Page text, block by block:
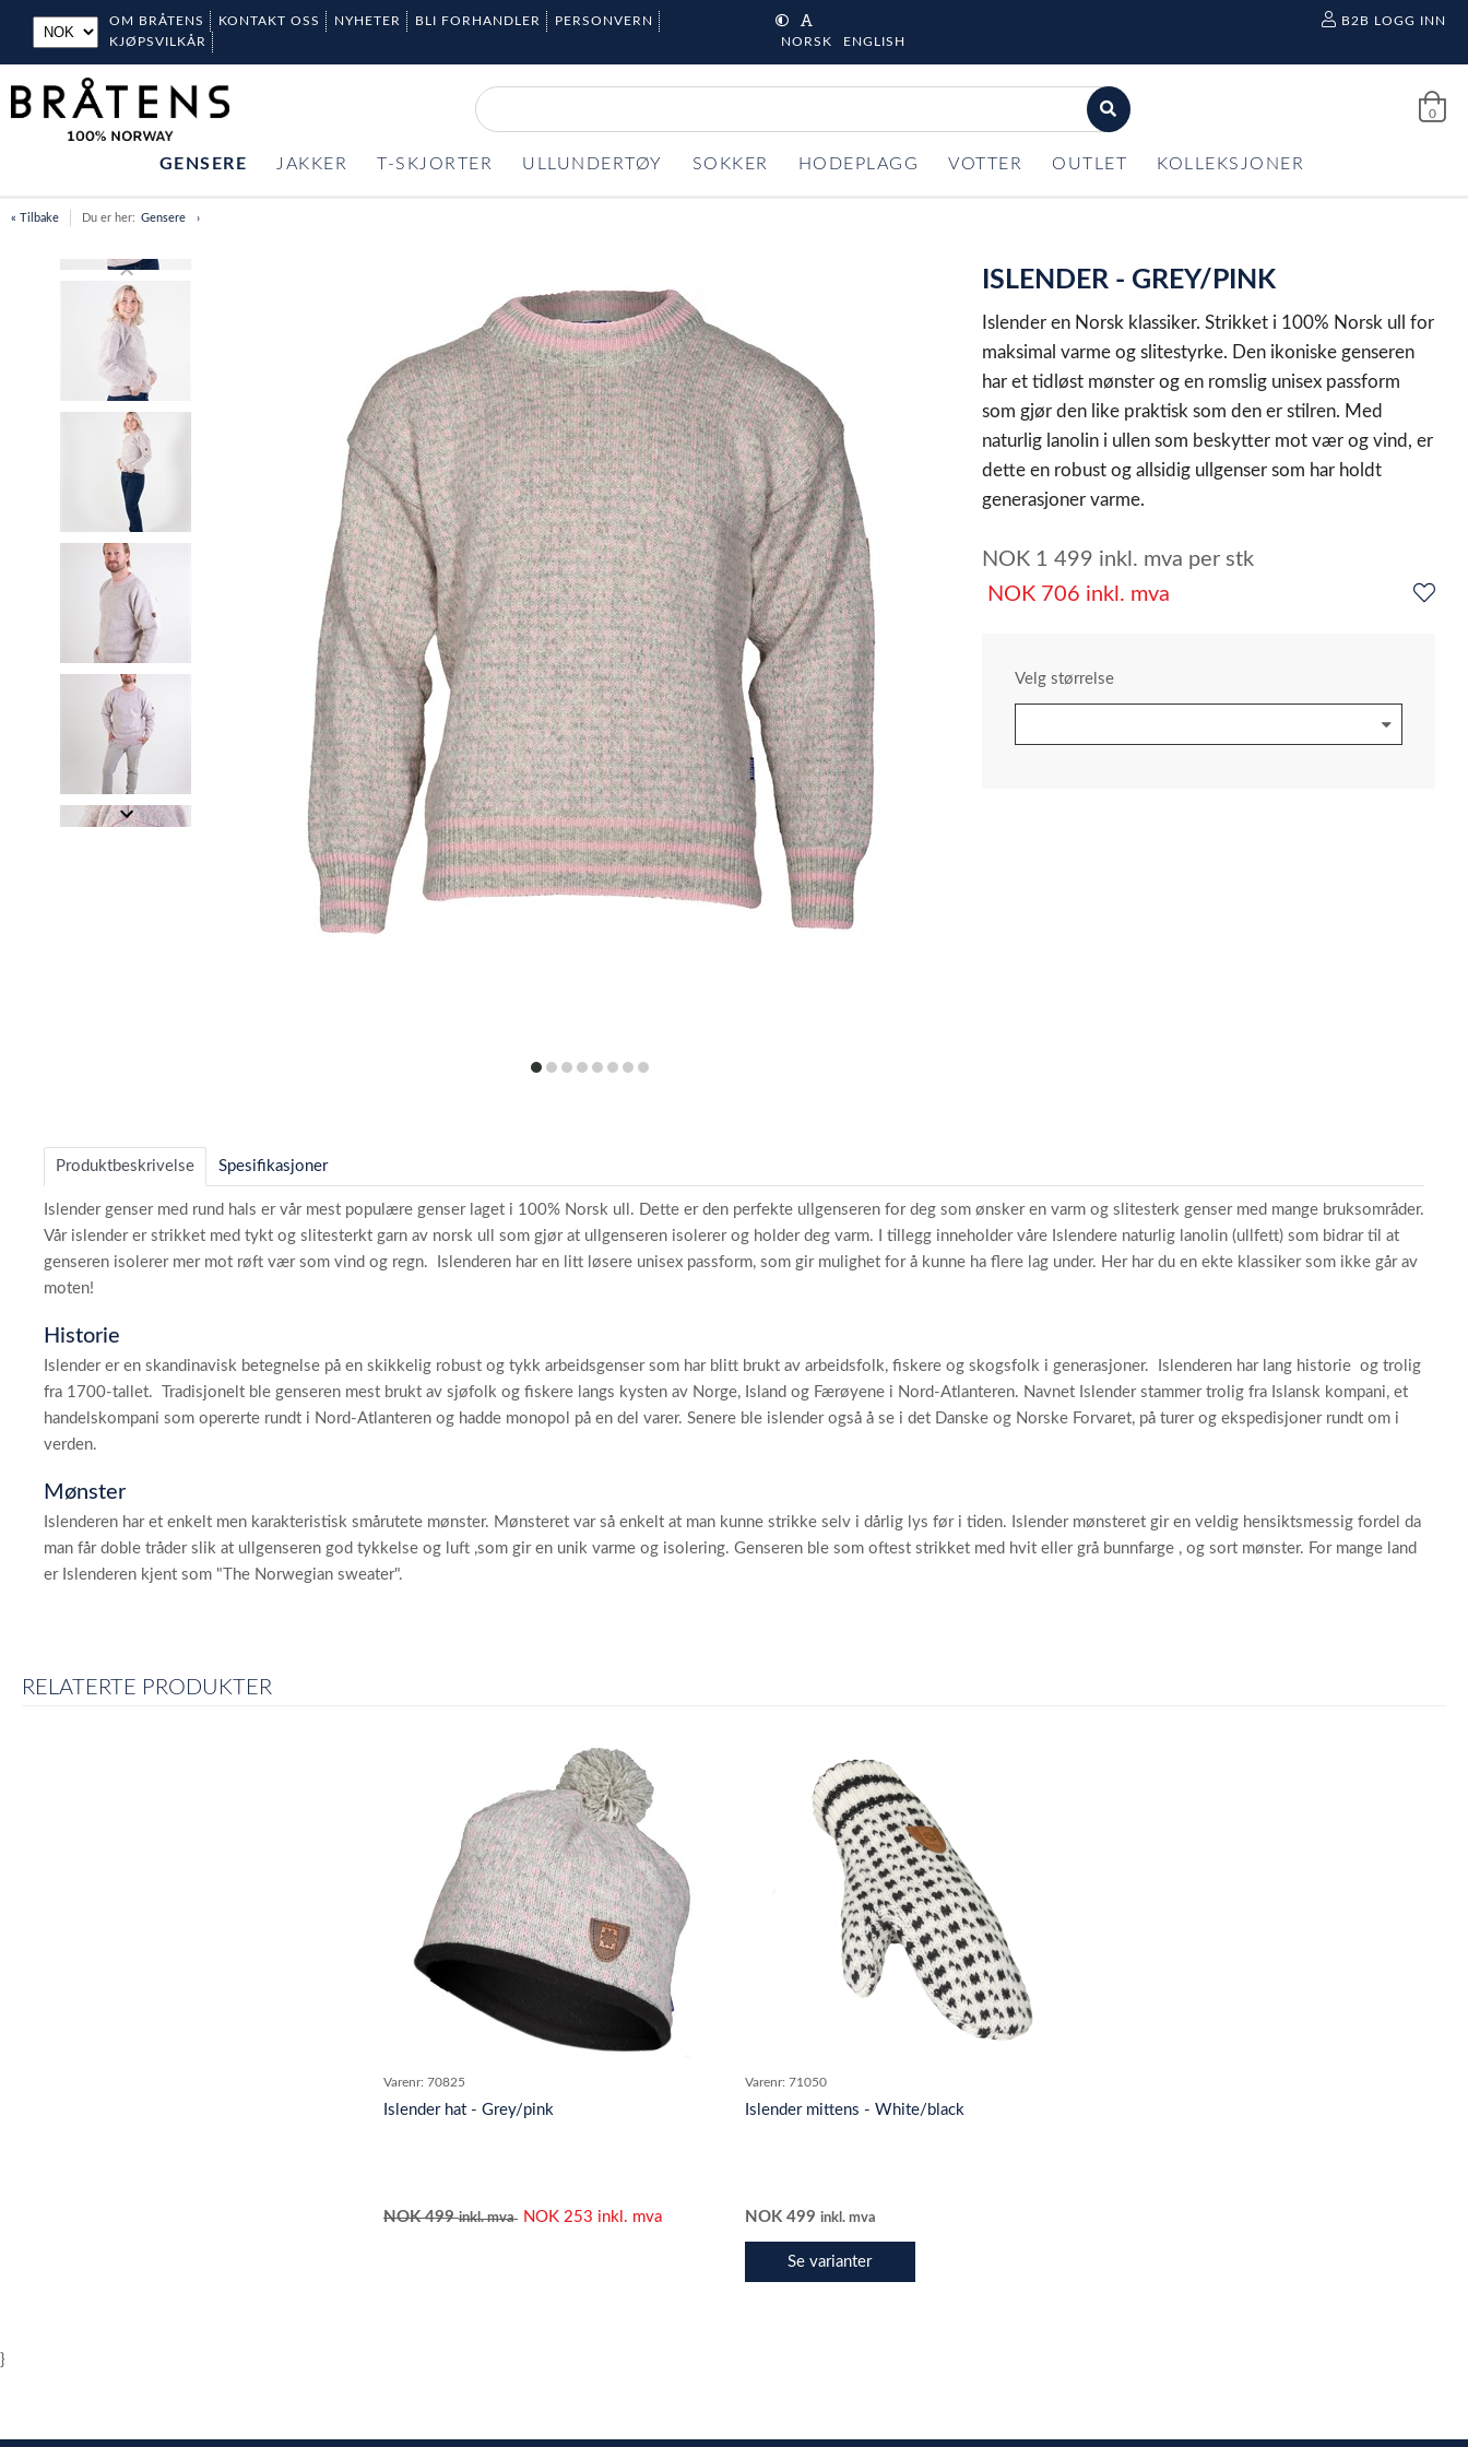
OM BRÅTENS KONTAKT OSS NYHETER BLI FORHANDLER
PERSONVERN
KJØPSVILKÅR
NORSK ENGLISH
B2B LOGG INN
0
GENSERE JAKKER T-SKJORTER ULLUNDERTØY SOKKER HODEPLAGG VOTTER OUTLET KOLLEKSJONER
« Tilbake Du er her: Gensere
itemitemitemitemitemitemitemitem
8
ISLENDER - GREY/PINK
Islender en Norsk klassiker. Strikket i 100% Norsk ull for
maksimal varme og slitestyrke. Den ikoniske genseren
har et tidløst mønster og en romslig unisex passform
som gjør den like praktisk som den er stilren. Med
naturlig lanolin i ullen som beskytter mot vær og vind, er
dette en robust og allsidig ullgenser som har holdt
generasjoner varme.
NOK 1 499 inkl. mva per stk
NOK 706 inkl. mva
Velg størrelse
Produktbeskrivelse Spesifikasjoner
Islender genser med rund hals er vår mest populære genser laget i 100% Norsk ull. Dette er den perfekte ullgenseren for deg som ønsker en varm og slitesterk genser med mange bruksområder.
Vår islender er strikket med tykt og slitesterkt garn av norsk ull som gjør at ullgenseren isolerer og holder deg varm. I tillegg inneholder våre Islendere naturlig lanolin (ullfett) som bidrar til at
genseren isolerer mer mot røft vær som vind og regn. Islenderen har en litt løsere unisex passform, som gir mulighet for å kunne ha flere lag under. Her har du en ekte klassiker som ikke går av
moten!
Historie
Islender er en skandinavisk betegnelse på en skikkelig robust og tykk arbeidsgenser som har blitt brukt av arbeidsfolk, fiskere og skogsfolk i generasjoner. Islenderen har lang historie og trolig
fra 1700-tallet. Tradisjonelt ble genseren mest brukt av sjøfolk og fiskere langs kysten av Norge, Island og Færøyene i Nord-Atlanteren. Navnet Islender stammer trolig fra Islansk kompani, et
handelskompani som opererte rundt i Nord-Atlanteren og hadde monopol på en del varer. Senere ble islender også å se i det Danske og Norske Forvaret, på turer og ekspedisjoner rundt om i
verden.
Mønster
Islenderen har et enkelt men karakteristisk smårutete mønster. Mønsteret var så enkelt at man kunne strikke selv i dårlig lys før i tiden. Islender mønsteret gir en veldig hensiktsmessig fordel da
man får doble tråder slik at ullgenseren god tykkelse og luft ,som gir en unik varme og isolering. Genseren ble som oftest strikket med hvit eller grå bunnfarge , og sort mønster. For mange land
er Islenderen kjent som "The Norwegian sweater".
RELATERTE PRODUKTER
Varenr: 70825
Islender hat - Grey/pink
NOK499inkl. mva NOK 253 inkl. mva
Varenr: 71050
Islender mittens - White/black
NOK 499 inkl. mva
Se varianter
}